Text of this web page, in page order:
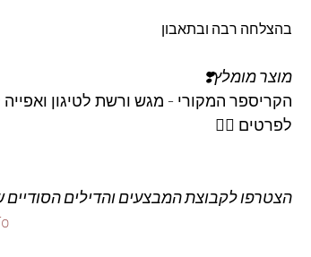
בהצלחה רבה ובתאבון
מוצר מומלץ❣️
הקריספר המקורי - מגש ורשת לטיגון
לפרטים 👇🏼
הצטרפו לקבוצת המבצעים והדילים הסודיים